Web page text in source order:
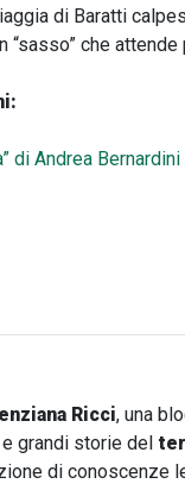
di Baratti
che
di Andrea Bernardini
Ricci, una
grandi storie del
di conoscenze